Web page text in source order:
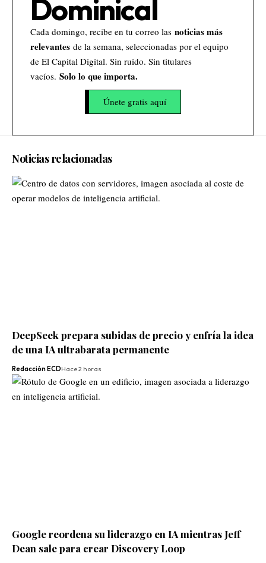
Dominical
Cada domingo, recibe en tu correo las noticias más
relevantes de la semana, seleccionadas por el equipo
de El Capital Digital. Sin ruido. Sin titulares
vacíos. Solo lo que importa.
Únete gratis aquí
Noticias relacionadas
DeepSeek prepara subidas de precio y enfría la idea
de una IA ultrabarata permanente
Redacción ECDHace 2 horas
Google reordena su liderazgo en IA mientras Jeff
Dean sale para crear Discovery Loop